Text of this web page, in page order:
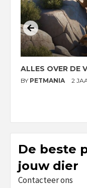
ALLES OVER DE
BY PETMANIA 2
De beste
jouw dier
Contacteer ons